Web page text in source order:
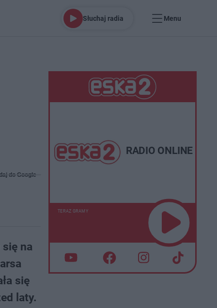
Słuchaj radia Menu
do Google
na
się
laty.
RADIO ONLINE
TERAZ GRAMY